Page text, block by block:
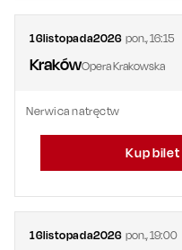
16listopada2026 pon.,16:15
KrakówOpera Krakowska
Nerwica natręctw
Kup bilet
16listopada2026 pon.,19:00